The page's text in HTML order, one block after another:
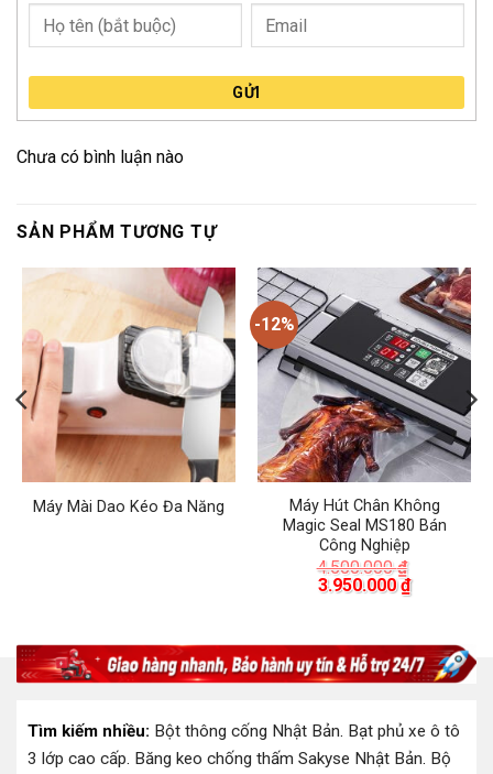
GỬI
Chưa có bình luận nào
SẢN PHẨM TƯƠNG TỰ
Máy Mài Dao Kéo Đa Năng
-12%
Máy Hút Chân Không
Magic Seal MS180 Bán
Công Nghiệp
4.500.000₫
Giá
3.950.000₫Giá
hiện
3.950.000
Tìm kiếm nhiều: Bột thông cống Nhật Bản. Bạt phủ xe ô tô
3 lớp cao cấp. Băng keo chống thấm Sakyse Nhật Bản. Bộ